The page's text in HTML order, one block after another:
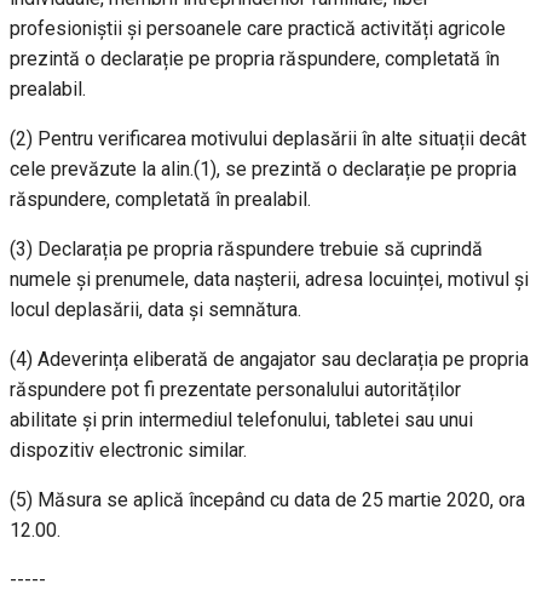
profesioniștii și persoanele care practică activități agricole
prezintă o declarație pe propria răspundere, completată în
prealabil.
(2) Pentru verificarea motivului deplasării în alte situații decât
cele prevăzute la alin.(1), se prezintă o declarație pe propria
răspundere, completată în prealabil.
(3) Declarația pe propria răspundere trebuie să cuprindă
numele și prenumele, data nașterii, adresa locuinței, motivul și
locul deplasării, data și semnătura.
(4) Adeverința eliberată de angajator sau declarația pe propria
răspundere pot fi prezentate personalului autorităților
abilitate și prin intermediul telefonului, tabletei sau unui
dispozitiv electronic similar.
(5) Măsura se aplică începând cu data de 25 martie 2020, ora
12.00.
-----